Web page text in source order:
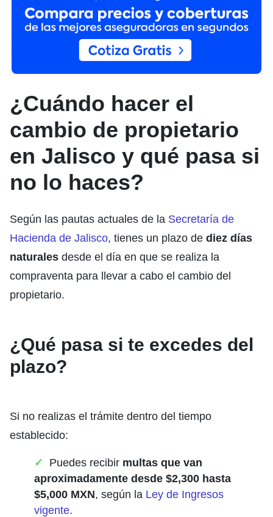
¿Cuándo hacer el
cambio de propietario
en Jalisco y qué pasa si
no lo haces?
Según las pautas actuales de la Secretaría de
Hacienda de Jalisco, tienes un plazo de diez días
naturales desde el día en que se realiza la
compraventa para llevar a cabo el cambio del
propietario.
¿Qué pasa si te excedes del
plazo?
Si no realizas el trámite dentro del tiempo
establecido:
Puedes recibir multas que van
aproximadamente desde $2,300 hasta
$5,000 MXN, según la Ley de Ingresos
vigente.